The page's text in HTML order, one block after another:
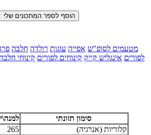
מטעמים לסופ"ש אפייה עוגות רולדה חלבה
לפורים אינגליש קייק קינוחים לפורים קינוחי
סימון תזונתי
קלוריות (אנרגיה)
265